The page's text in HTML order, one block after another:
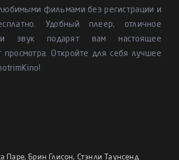
фильмами без регистрации и
Удобный плеер, отличное
и звук подарят вам настоящее
просмотра. Откройте для себя лучшее
Паре, Брин Глисон, Стэнли Таунсенд